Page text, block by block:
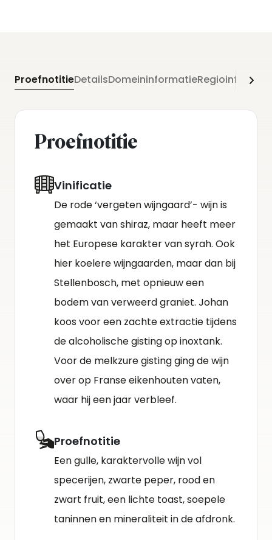
ProefnotitieDetailsDomeininformatie
Proefnotitie
Vinificatie
De rode ‘vergeten wijngaard’- wijn is
gemaakt van shiraz, maar heeft meer
het Europese karakter van syrah. Ook
hier koelere wijngaarden, maar dan bij
Stellenbosch, met opnieuw een
bodem van verweerd graniet. Johan
koos voor een zachte extractie tijdens
de alcoholische gisting op inoxtank.
Voor de melkzure gisting ging de wijn
over op Franse eikenhouten vaten,
waar hij een jaar verbleef.
Proefnotitie
Een gulle, karaktervolle wijn vol
specerijen, zwarte peper, rood en
zwart fruit, een lichte toast, soepele
taninnen en mineraliteit in de afdronk.